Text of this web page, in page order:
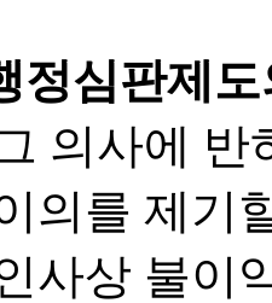
정심판제
의사에
의를 제기
사상 불이